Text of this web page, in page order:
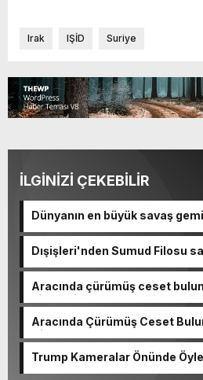
Irak IŞİD Suriye
İLGİNİZİ ÇEKEBİLİR
Dünyanın en büyük savaş
Dışişleri'nden Sumud Filosu
Aracında çürümüş ceset
cinayetin detayları ortaya çıktı
Aracında Çürümüş Ceset
Cinayetle Yargılanıyor
Trump Kameralar Önünde